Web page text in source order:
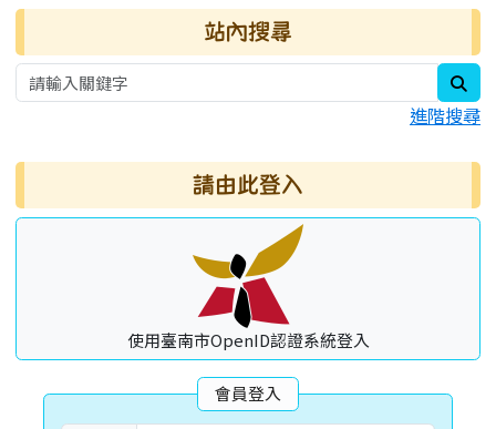
右邊區域內容 站內搜尋
進階搜尋
請由此登入
使用臺南市OpenID認證系統登入
會員登入